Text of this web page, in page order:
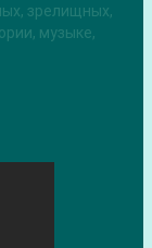
зрелищных,
музыке,